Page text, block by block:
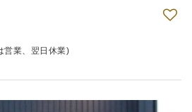
営業、翌日休業)